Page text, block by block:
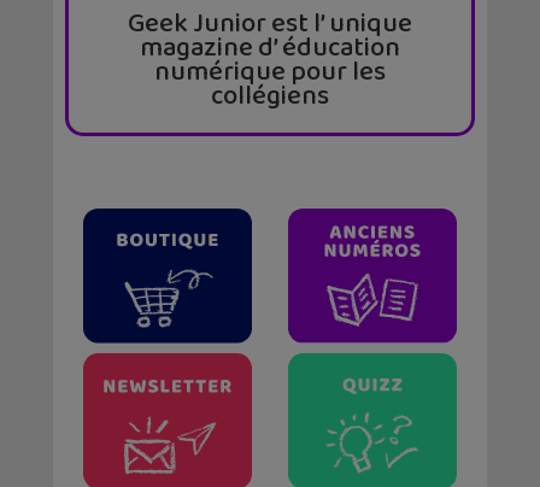
Geek Junior est l’ unique
magazine d’ éducation
numérique pour les
collégiens